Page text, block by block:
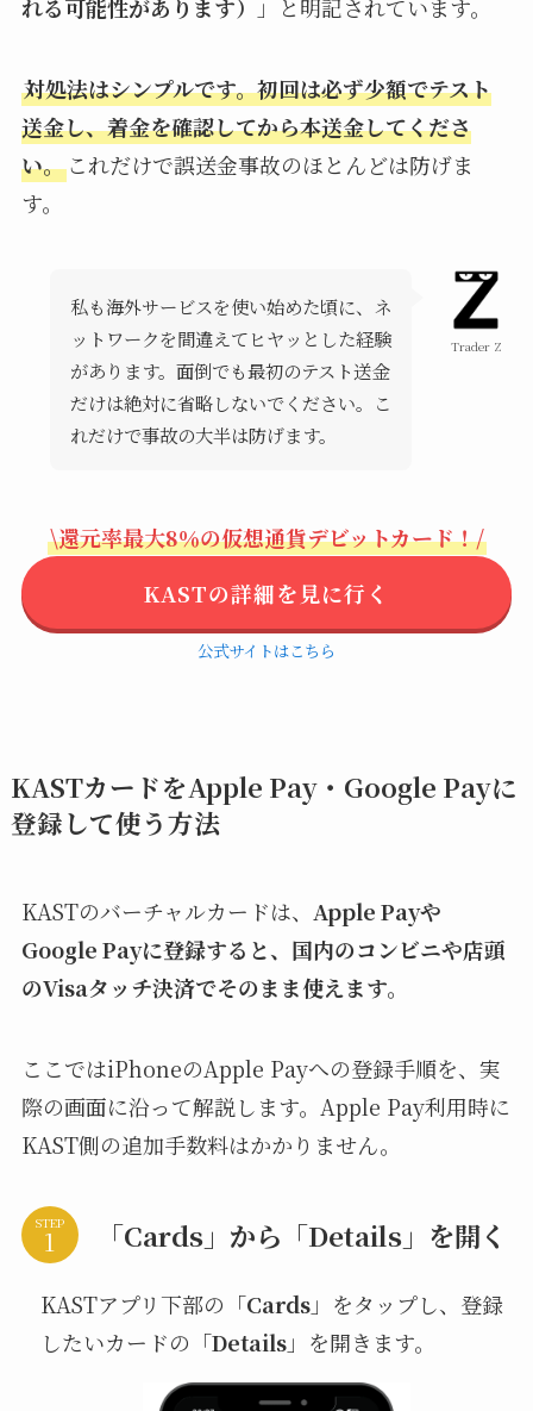
れる可能性があります）
」と明記されています。
対処法はシンプルです。初回は必ず少額でテスト
送金し、着金を確認してから本送金してくださ
い。これだけで誤送金事故のほとんどは防げま
す。
Trader Z
私も海外サービスを使い始めた頃に、ネ
ットワークを間違えてヒヤッとした経験
があります。面倒でも最初のテスト送金
だけは絶対に省略しないでください。こ
れだけで事故の大半は防げます。
\還元率最大8％の仮想通貨デビットカード！/
KASTの詳細を見に行く
公式サイトはこちら
KASTカードをApple Pay・Google Payに
登録して使う方法
KASTのバーチャルカードは、 Apple Payや
Google Payに登録すると、国内のコンビニや店頭
のVisaタッチ決済でそのまま使えます。
ここではiPhoneのApple Payへの登録手順を、実
際の画面に沿って解説します。Apple Pay利用時に
KAST側の追加手数料はかかりません。
STEP 「Cards」から「Details」を開く
KASTアプリ下部の「Cards」をタップし、登録
したいカードの「Details」を開きます。